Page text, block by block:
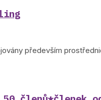
především